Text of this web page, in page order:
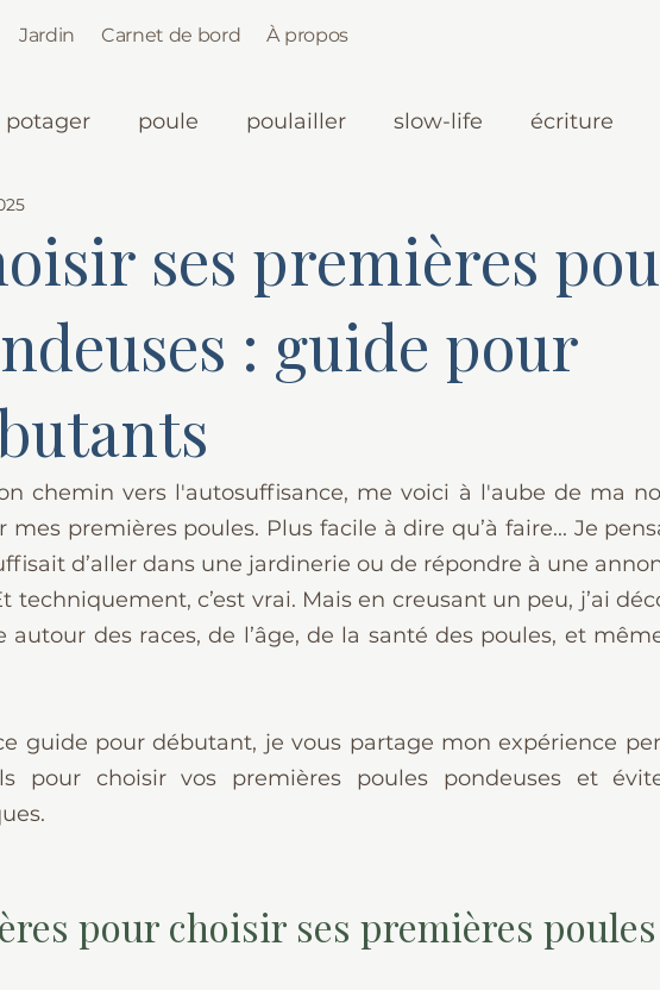
Jardin Carnet de bord À propos
potager poule poulailler slow-life écriture
ses premières
: guide pour
chemin vers l'autosuffisance, me voici à l'aube de ma
mes premières poules. Plus facile à dire qu’à faire... Je
d’aller dans une jardinerie ou de répondre à une
techniquement, c’est vrai. Mais en creusant un peu, j’ai
autour des races, de l’âge, de la santé des poules, et
guide pour débutant, je vous partage mon expérience
pour choisir vos premières poules pondeuses et
pour choisir ses premières poules